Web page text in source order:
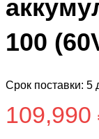
100
Срок поставки: 5
109,990